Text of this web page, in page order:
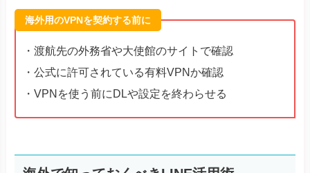
海外用のVPNを契約する前に
・公式に許可されている有料VPNか確認
・VPNを使う前にDLや設定を終わらせる
海外で知っておくべきLINE活用術